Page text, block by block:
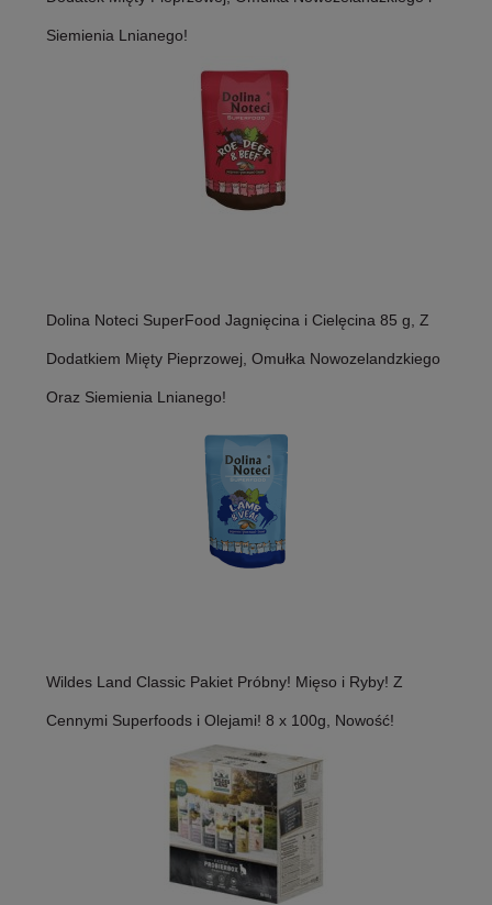
Siemienia Lnianego!
Dolina Noteci SuperFood Jagnięcina i Cielęcina 85 g, Z
Dodatkiem Mięty Pieprzowej, Omułka Nowozelandzkiego
Oraz Siemienia Lnianego!
Wildes Land Classic Pakiet Próbny! Mięso i Ryby! Z
Cennymi Superfoods i Olejami! 8 x 100g, Nowość!